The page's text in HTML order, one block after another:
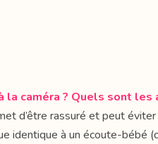
la caméra ? Quels sont les
d’être rassuré et peut
identique à un écoute-bébé